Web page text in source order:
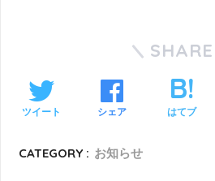
SHARE
ツイート シェア はてブ
CATEGORY : お知らせ